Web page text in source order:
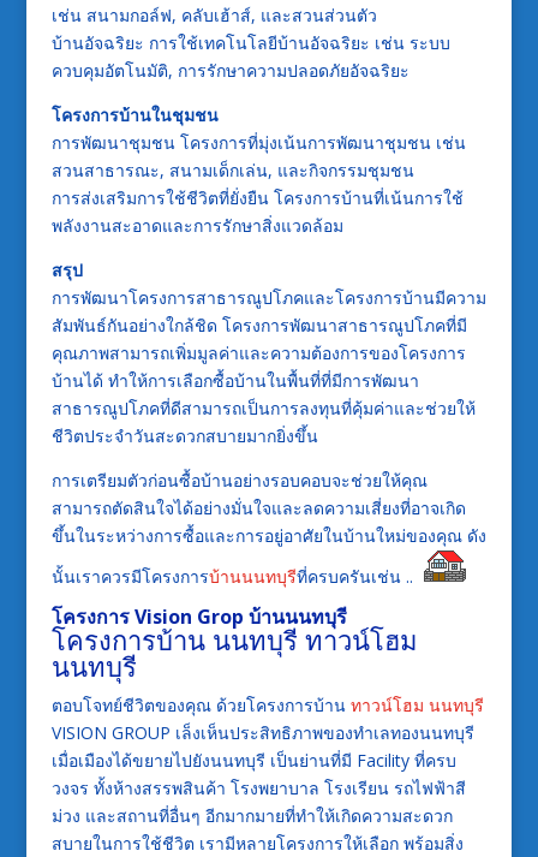
เช่น สนามกอล์ฟ, คลับเฮ้าส์, และสวนส่วนตัว
บ้านอัจฉริยะ การใช้เทคโนโลยีบ้านอัจฉริยะ เช่น ระบบ
ควบคุมอัตโนมัติ, การรักษาความปลอดภัยอัจฉริยะ
โครงการบ้านในชุมชน
การพัฒนาชุมชน โครงการที่มุ่งเน้นการพัฒนาชุมชน เช่น
สวนสาธารณะ, สนามเด็กเล่น, และกิจกรรมชุมชน
การส่งเสริมการใช้ชีวิตที่ยั่งยืน โครงการบ้านที่เน้นการใช้
พลังงานสะอาดและการรักษาสิ่งแวดล้อม
สรุป
การพัฒนาโครงการสาธารณูปโภคและโครงการบ้านมีความ
สัมพันธ์กันอย่างใกล้ชิด โครงการพัฒนาสาธารณูปโภคที่มี
คุณภาพสามารถเพิ่มมูลค่าและความต้องการของโครงการ
บ้านได้ ทำให้การเลือกซื้อบ้านในพื้นที่ที่มีการพัฒนา
สาธารณูปโภคที่ดีสามารถเป็นการลงทุนที่คุ้มค่าและช่วยให้
ชีวิตประจำวันสะดวกสบายมากยิ่งขึ้น
การเตรียมตัวก่อนซื้อบ้านอย่างรอบคอบจะช่วยให้คุณ
สามารถตัดสินใจได้อย่างมั่นใจและลดความเสี่ยงที่อาจเกิด
ขึ้นในระหว่างการซื้อและการอยู่อาศัยในบ้านใหม่ของคุณ ดัง
นั้นเราควรมีโครงการบ้านนนทบุรีที่ครบครันเช่น ..
โครงการ Vision Grop บ้านนนทบุรี
โครงการบ้าน นนทบุรี ทาวน์โฮม
นนทบุรี
ตอบโจทย์ชีวิตของคุณ ด้วยโครงการบ้าน ทาวน์โฮม นนทบุรี
VISION GROUP เล็งเห็นประสิทธิภาพของทำเลทองนนทบุรี
เมื่อเมืองได้ขยายไปยังนนทบุรี เป็นย่านที่มี Facility ที่ครบ
วงจร ทั้งห้างสรรพสินค้า โรงพยาบาล โรงเรียน รถไฟฟ้าสี
ม่วง และสถานที่อื่นๆ อีกมากมายที่ทำให้เกิดความสะดวก
สบายในการใช้ชีวิต เรามีหลายโครงการให้เลือก พร้อมสิ่ง